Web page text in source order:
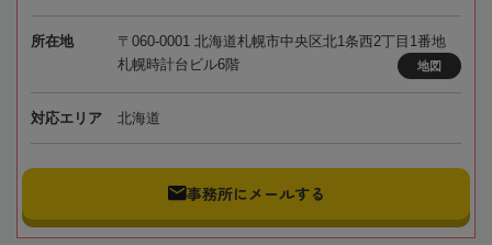
所在地
〒060-0001 北海道札幌市中央区北1条西2丁目1番地
札幌時計台ビル6階
地図
対応エリア 北海道
事務所にメールする